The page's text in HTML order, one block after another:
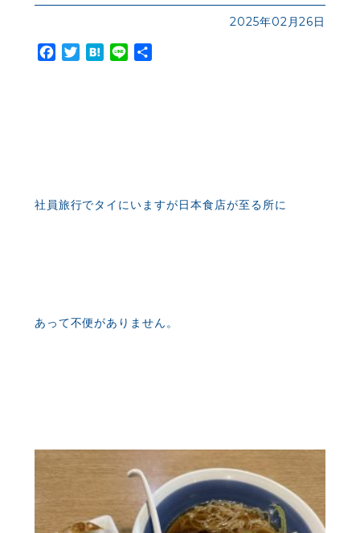
2025年02月26日
Facebook
TwitterHatena
Line
社員旅行でタイにいますが日本食店が至る所に
あって不便がありません。